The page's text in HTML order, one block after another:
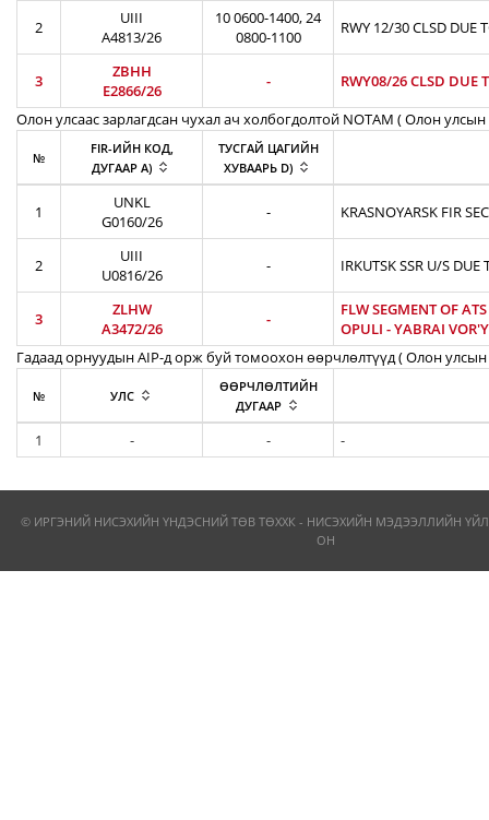
2
UIII
A4813/26
10 0600-1400, 24
0800-1100
RWY 12/30 CLSD DUE
3
ZBHH
E2866/26
-
RWY08/26 CLSD DUE
Олон улсаас зарлагдсан чухал ач холбогдолтой NOTAM ( Олон улсын
№
FIR-ИЙН КОД,
ДУГААР A)
ТУСГАЙ ЦАГИЙН
ХУВААРЬ D)
1
UNKL
G0160/26
- KRASNOYARSK FIR
2
UIII
U0816/26
- IRKUTSK SSR U/S DUE
3
ZLHW
A3472/26
-
FLW SEGMENT OF
OPULI - YABRAI
Гадаад орнуудын AIP-д орж буй томоохон өөрчлөлтүүд ( Олон улсын
№ УЛС
ӨӨРЧЛӨЛТИЙН
ДУГААР
1 - - -
© ИРГЭНИЙ НИСЭХИЙН ҮНДЭСНИЙ ТӨВ ТӨХХК - НИСЭХИЙН МЭДЭЭЛЛИЙН
ОН